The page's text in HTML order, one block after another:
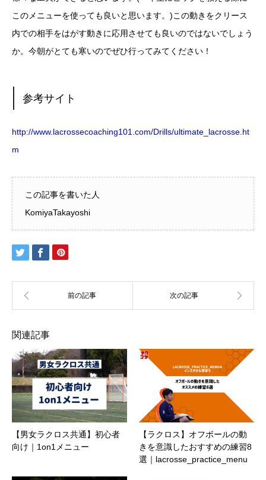
このメニューを使っても良いと思います。)この動きをクリース
内での相手をはがす動きに応用させても良いのではないでしょう
か。今朝がとても寒いのでぜひ行ってみてください！
参考サイト
http://www.lacrossecoaching101.com/Drills/ultimate_lacrosse.ht
m
この記事を書いた人
KomiyaTakayoshi
関連記事
【男女ラクロス共通】初心者
向け｜1on1メニュー
【ラクロス】オフボールの動
きを意識したおすすめの練習8
選｜lacrosse_practice_menu